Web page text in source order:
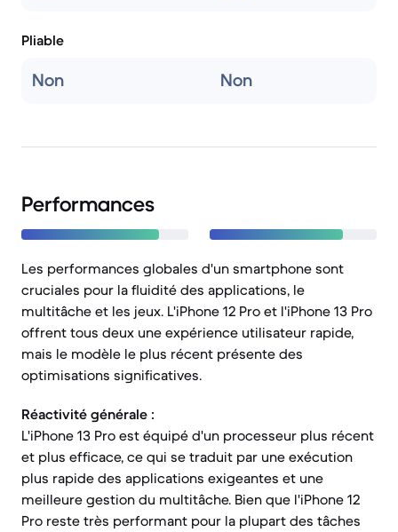
Pliable
Non Non
Performances
Les performances globales d'un smartphone sont
cruciales pour la fluidité des applications, le
multitâche et les jeux. L'iPhone 12 Pro et l'iPhone 13 Pro
offrent tous deux une expérience utilisateur rapide,
mais le modèle le plus récent présente des
optimisations significatives.
Réactivité générale :
L'iPhone 13 Pro est équipé d'un processeur plus récent
et plus efficace, ce qui se traduit par une exécution
plus rapide des applications exigeantes et une
meilleure gestion du multitâche. Bien que l'iPhone 12
Pro reste très performant pour la plupart des tâches